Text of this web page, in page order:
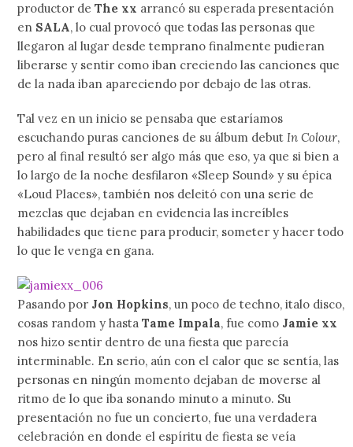
productor deThe xx arrancó su esperada presentación
en SALA, lo cual provocó que todas las personas que
llegaron al lugar desde temprano finalmente pudieran
liberarse y sentir como iban creciendo las canciones que
de la nada iban apareciendo por debajo de las otras.
Tal vez en un inicio se pensaba que estaríamos
escuchando puras canciones de su álbum debutIn Colour,
pero al final resultó ser algo más que eso, ya que si bien a
lo largo de la noche desfilaron «Sleep Sound» y su épica
«Loud Places», también nos deleitó con una serie de
mezclas que dejaban en evidencia las increíbles
habilidades que tiene para producir, someter y hacer todo
lo que le venga en gana.
Pasando por Jon Hopkins, un poco de techno, italo disco,
cosas random y hastaTame Impala, fue como Jamie xx
nos hizo sentir dentro de una fiesta que parecía
interminable. En serio, aún con el calor que se sentía, las
personas en ningún momento dejaban de moverse al
ritmo de lo que iba sonando minuto a minuto. Su
presentación no fue un concierto, fue una verdadera
celebración en donde el espíritu de fiesta se veía